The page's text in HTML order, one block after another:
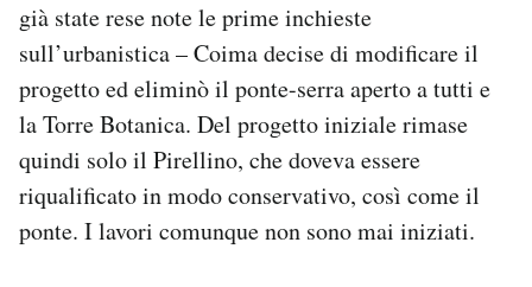
già state rese note le prime inchieste
sull’urbanistica – Coima decise di modificare il
progetto ed eliminò il ponte-serra aperto a tutti e
la Torre Botanica. Del progetto iniziale rimase
quindi solo il Pirellino, che doveva essere
riqualificato in modo conservativo, così come il
ponte. I lavori comunque non sono mai iniziati.